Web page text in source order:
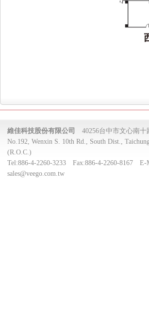
維佳科技股份有限公司
40256台中市文心南十
No.192, Wenxin S. 10th Rd., South Dist.,
(R.O.C.)
Tel:886-4-2260-3233 Fax:886-4-2260-8167 E-
sales@veego.com.tw